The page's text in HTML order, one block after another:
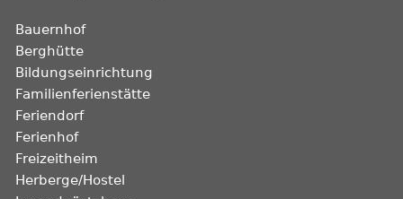
Bauernhof
Berghütte
Bildungseinrichtung
Familienferienstätte
Feriendorf
Ferienhof
Freizeitheim
Herberge/Hostel